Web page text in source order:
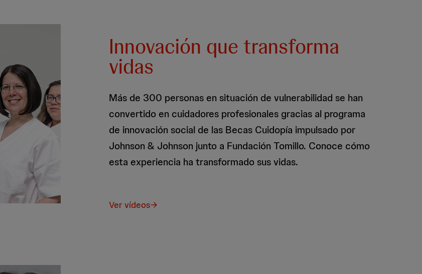
Innovación que transforma
vidas
Más de 300 personas en situación de vulnerabilidad se han
convertido en cuidadores profesionales gracias al programa
de innovación social de las Becas Cuidopía impulsado por
Johnson & Johnson junto a Fundación Tomillo. Conoce cómo
esta experiencia ha transformado sus vidas.
Ver vídeos